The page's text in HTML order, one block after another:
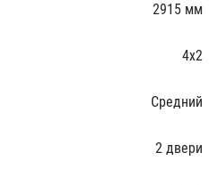
2915 мм
4х2
Средний
2 двери